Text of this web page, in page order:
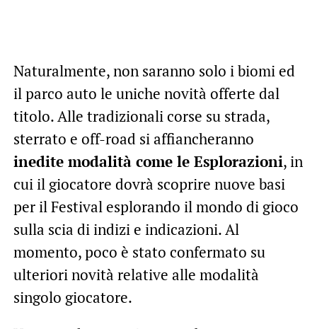
Naturalmente, non saranno solo i biomi ed
il parco auto le uniche novità offerte dal
titolo. Alle tradizionali corse su strada,
sterrato e off-road si affiancheranno
inedite modalità come le Esplorazioni, in
cui il giocatore dovrà scoprire nuove basi
per il Festival esplorando il mondo di gioco
sulla scia di indizi e indicazioni. Al
momento, poco è stato confermato su
ulteriori novità relative alle modalità
singolo giocatore.